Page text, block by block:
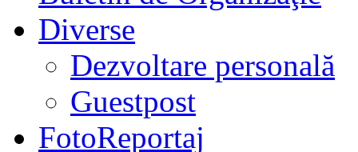
Diverse
Dezvoltare personală
Guestpost
FotoReportaj